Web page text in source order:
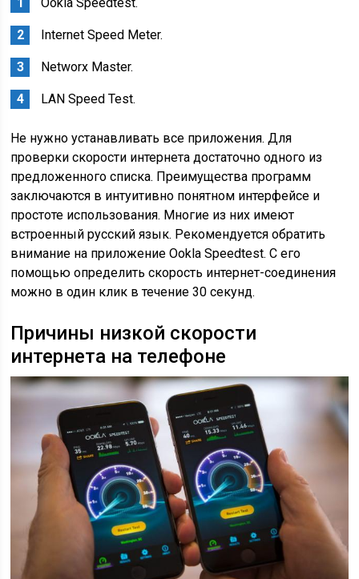
Internet Speed Meter.
Networx Master.
LAN Speed Test.
Не нужно устанавливать все приложения. Для
проверки скорости интернета достаточно одного из
предложенного списка. Преимущества программ
заключаются в интуитивно понятном интерфейсе и
простоте использования. Многие из них имеют
встроенный русский язык. Рекомендуется обратить
внимание на приложение Ookla Speedtest. С его
помощью определить скорость интернет-соединения
можно в один клик в течение 30 секунд.
Причины низкой скорости
интернета на телефоне